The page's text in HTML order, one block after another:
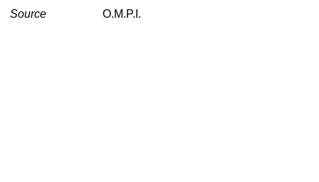
Source O.M.P.I.